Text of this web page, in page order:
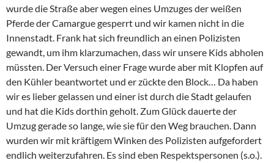
wurde die Straße aber wegen eines Umzuges der weißen
Pferde der Camargue gesperrt und wir kamen nicht in die
Innenstadt. Frank hat sich freundlich an einen Polizisten
gewandt, um ihm klarzumachen, dass wir unsere Kids abholen
müssten. Der Versuch einer Frage wurde aber mit Klopfen auf
den Kühler beantwortet und er zückte den Block… Da haben
wir es lieber gelassen und einer ist durch die Stadt gelaufen
und hat die Kids dorthin geholt. Zum Glück dauerte der
Umzug gerade so lange, wie sie für den Weg brauchen. Dann
wurden wir mit kräftigem Winken des Polizisten aufgefordert
endlich weiterzufahren. Es sind eben Respektspersonen (s.o.).